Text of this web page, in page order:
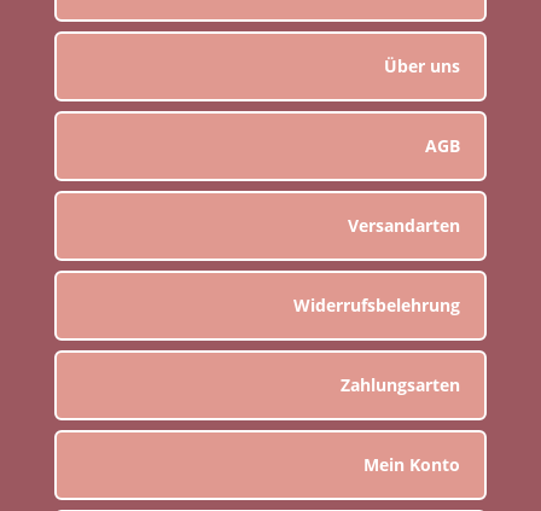
Über uns
AGB
Versandarten
Widerrufsbelehrung
Zahlungsarten
Mein Konto